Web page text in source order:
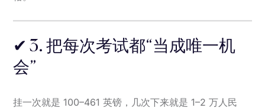
✔ 3. 把每次考试都“当成唯一机
会”
挂一次就是 100–461 英镑，几次下来就是 1–2 万人民